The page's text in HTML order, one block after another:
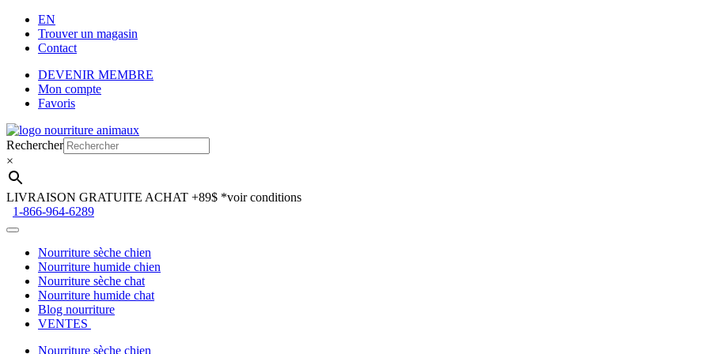
EN
Trouver un magasin
Contact
DEVENIR MEMBRE
Mon compte
Favoris
Aller
à
la
navigation
Aller
au
contenu
Rechercher
×
LIVRAISON GRATUITE ACHAT +89$ *voir conditions
1-866-964-6289
Nourriture sèche chien
Nourriture humide chien
Nourriture sèche chat
Nourriture humide chat
Blog nourriture
VENTES
Nourriture sèche chien